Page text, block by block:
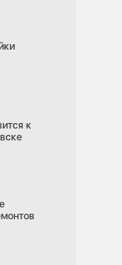
к